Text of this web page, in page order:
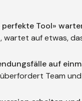
perfekte Tool»
auf etwas,
auf
Team